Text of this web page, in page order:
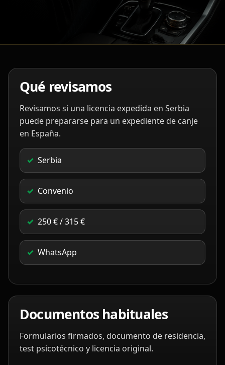
Qué revisamos
Revisamos si una licencia expedida en Serbia
puede prepararse para un expediente de canje
en España.
Serbia
Convenio
250 € / 315 €
WhatsApp
Documentos habituales
Formularios firmados, documento de residencia,
test psicotécnico y licencia original.